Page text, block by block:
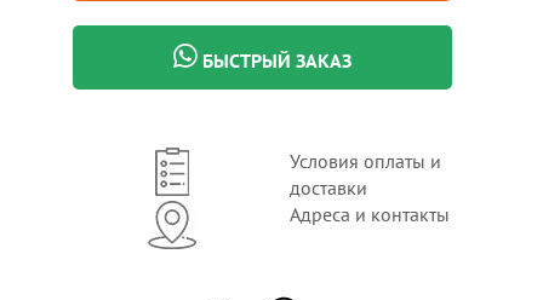
БЫСТРЫЙ ЗАКАЗ
Условия оплаты и
доставки
Адреса и контакты